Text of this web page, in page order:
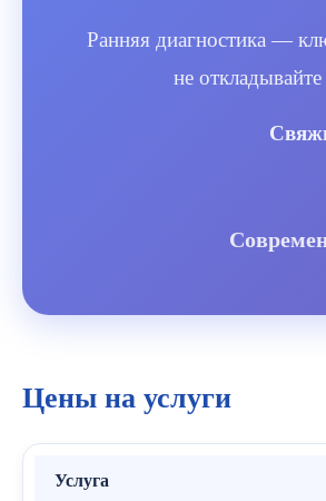
Ранняя диагностика —
не
Цены на услуги
Услуга